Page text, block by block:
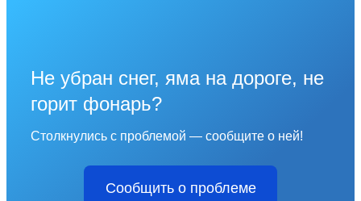
Не убран снег, яма на дороге, не
горит фонарь?
Столкнулись с проблемой — сообщите о ней!
Сообщить о проблеме